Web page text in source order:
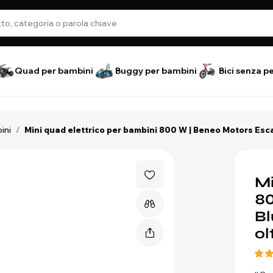
Quad per bambini Buggy per bambini Bici senza
/ Mini quad elettrico per bambini 800 W | Beneo Motors